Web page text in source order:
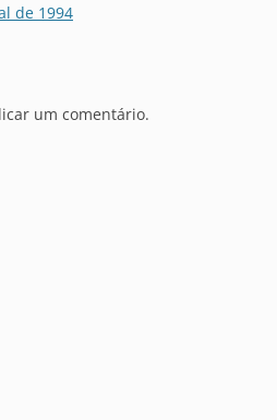
de 1994
um comentário.